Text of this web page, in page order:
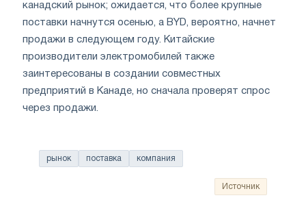
канадский рынок; ожидается, что более крупные
поставки начнутся осенью, а BYD, вероятно, начнет
продажи в следующем году. Китайские
производители электромобилей также
заинтересованы в создании совместных
предприятий в Канаде, но сначала проверят спрос
через продажи.
рынок поставка компания
Источник